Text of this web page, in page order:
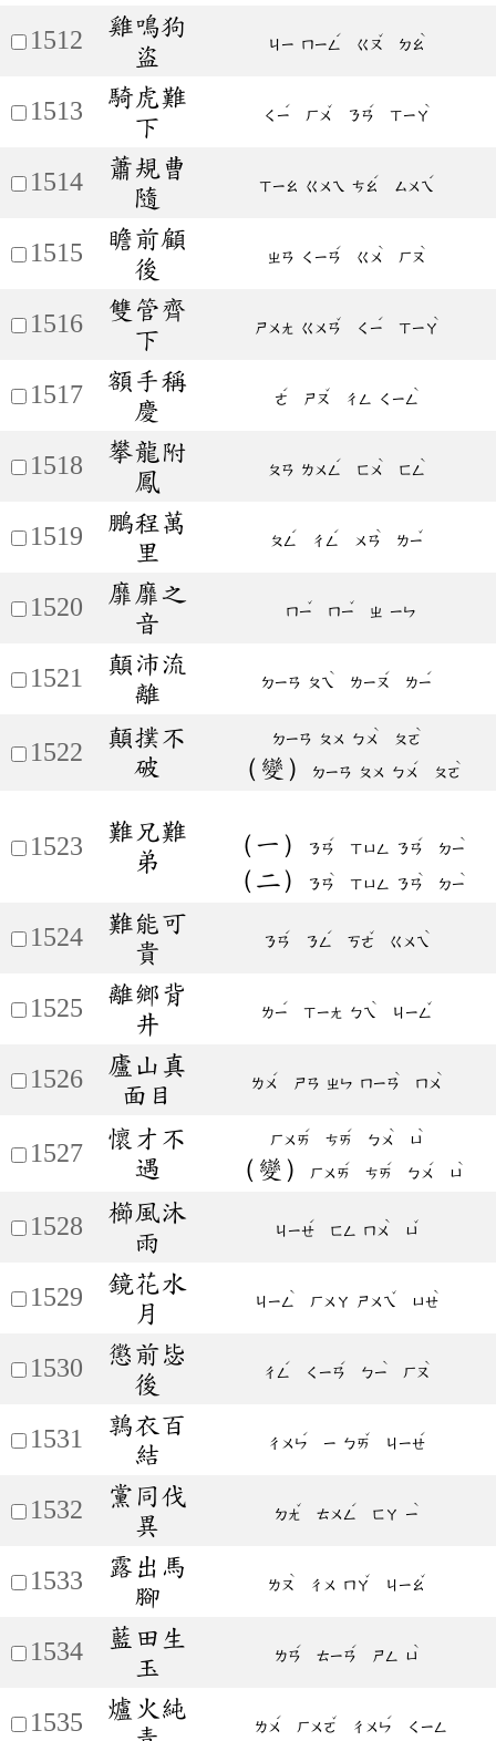
1512
雞鳴狗
盜
ㄐㄧ ㄇㄧㄥ
ˊ
ㄍㄡ
ˇ
ㄉㄠ
ˋ
1513
騎虎難
下
ㄑㄧ
ˊ
ㄏㄨ
ˇ
ㄋㄢ
ˊ
ㄒㄧㄚ
ˋ
1514
蕭規曹
隨
ㄒㄧㄠ ㄍㄨㄟ ㄘㄠ
ˊ
ㄙㄨㄟ
ˊ
1515
瞻前顧
後
ㄓㄢ ㄑㄧㄢ
ˊ
ㄍㄨ
ˋ
ㄏㄡ
ˋ
1516
雙管齊
下
ㄕㄨㄤ ㄍㄨㄢ
ˇ
ㄑㄧ
ˊ
ㄒㄧㄚ
ˋ
1517
額手稱
慶
ㄜ
ˊ
ㄕㄡ
ˇ
ㄔㄥ ㄑㄧㄥ
ˋ
1518
攀龍附
鳳
ㄆㄢ ㄌㄨㄥ
ˊ
ㄈㄨ
ˋ
ㄈㄥ
ˋ
1519
鵬程萬
里
ㄆㄥ
ˊ
ㄔㄥ
ˊ
ㄨㄢ
ˋ
ㄌㄧ
ˇ
1520
靡靡之
音
ㄇㄧ
ˇ
ㄇㄧ
ˇ
ㄓ ㄧㄣ
1521
顛沛流
離
ㄉㄧㄢ ㄆㄟ
ˋ
ㄌㄧㄡ
ˊ
ㄌㄧ
ˊ
1522
顛撲不
破
ㄉㄧㄢ ㄆㄨ ㄅㄨ
ˋ
ㄆㄛ
ˋ
（變） ㄉㄧㄢ ㄆㄨ ㄅㄨ
ˊ
ㄆㄛ
ˋ
1523
難兄難
弟
（一） ㄋㄢ
ˊ
ㄒㄩㄥ ㄋㄢ
ˊ
ㄉㄧ
ˋ
（二） ㄋㄢ
ˋ
ㄒㄩㄥ ㄋㄢ
ˋ
ㄉㄧ
ˋ
1524
難能可
貴
ㄋㄢ
ˊ
ㄋㄥ
ˊ
ㄎㄜ
ˇ
ㄍㄨㄟ
ˋ
1525
離鄉背
井
ㄌㄧ
ˊ
ㄒㄧㄤ ㄅㄟ
ˋ
ㄐㄧㄥ
ˇ
1526
廬山真
面目
ㄌㄨ
ˊ
ㄕㄢ ㄓㄣ ㄇㄧㄢ
ˋ
ㄇㄨ
ˋ
1527
懷才不
遇
ㄏㄨㄞ
ˊ
ㄘㄞ
ˊ
ㄅㄨ
ˋ
ㄩ
ˋ
（變） ㄏㄨㄞ
ˊ
ㄘㄞ
ˊ
ㄅㄨ
ˊ
ㄩ
ˋ
1528
櫛風沐
雨
ㄐㄧㄝ
ˊ
ㄈㄥ ㄇㄨ
ˋ
ㄩ
ˇ
1529
鏡花水
月
ㄐㄧㄥ
ˋ
ㄏㄨㄚ ㄕㄨㄟ
ˇ
ㄩㄝ
ˋ
1530
懲前毖
後
ㄔㄥ
ˊ
ㄑㄧㄢ
ˊ
ㄅㄧ
ˋ
ㄏㄡ
ˋ
1531
鶉衣百
結
ㄔㄨㄣ
ˊ
ㄧ ㄅㄞ
ˇ
ㄐㄧㄝ
ˊ
1532
黨同伐
異
ㄉㄤ
ˇ
ㄊㄨㄥ
ˊ
ㄈㄚ ㄧ
ˋ
1533
露出馬
腳
ㄌㄡ
ˋ
ㄔㄨ ㄇㄚ
ˇ
ㄐㄧㄠ
ˇ
1534
藍田生
玉
ㄌㄢ
ˊ
ㄊㄧㄢ
ˊ
ㄕㄥ ㄩ
ˋ
1535
爐火純
ㄌㄨ
ˊ
ㄏㄨㄛ
ˇ
ㄔㄨㄣ
ˊ
ㄑㄧㄥ